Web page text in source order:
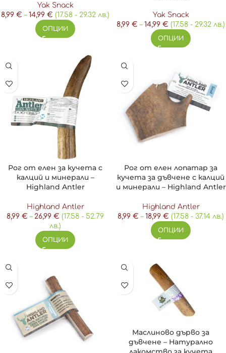
Yak Snack
8,99 € – 14,99 € (17.58 - 29.32 лв.)
ОПЦИИ
Yak Snack
8,99 € – 14,99 € (17.58 - 29.32 лв.)
ОПЦИИ
Рог от елен за кучета с
калций и минерали –
Highland Antler
Highland Antler
8,99 € – 26,99 € (17.58 - 52.79
лв.)
ОПЦИИ
Рог от елен лопатар за
кучета за дъвчене с калций
и минерали – Highland Antler
Highland Antler
8,99 € – 18,99 € (17.58 - 37.14 лв.)
ОПЦИИ
Маслиново дърво за
дъвчене – Натурално